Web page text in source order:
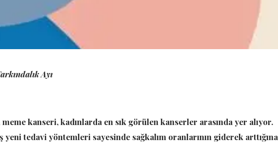
Ayı
kanseri, kadınlarda en sık görülen kanserler arasında yer alıyor.
tedavi yöntemleri sayesinde sağkalım oranlarının giderek arttığına